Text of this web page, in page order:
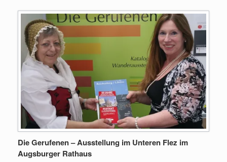
Die Gerufenen – Ausstellung im Unteren Flez im
Augsburger Rathaus